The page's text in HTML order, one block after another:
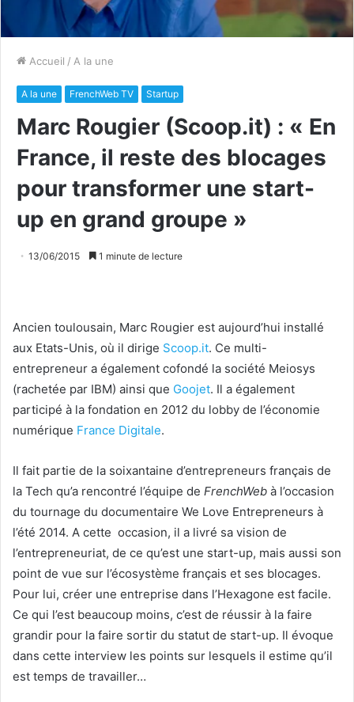
Accueil / A la une
A la une FrenchWeb TV Startup
Marc Rougier (Scoop.it) : « En
France, il reste des blocages
pour transformer une start-
up en grand groupe »
13/06/2015 1 minute de lecture
Ancien toulousain, Marc Rougier est aujourd’hui installé
aux Etats-Unis, où il dirige Scoop.it. Ce multi-
entrepreneur a également cofondé la société Meiosys
(rachetée par IBM) ainsi que Goojet. Il a également
participé à la fondation en 2012 du lobby de l’économie
numérique France Digitale.
Il fait partie de la soixantaine d’entrepreneurs français de
la Tech qu’a rencontré l’équipe de FrenchWeb à l’occasion
du tournage du documentaire We Love Entrepreneurs à
l’été 2014. A cette occasion, il a livré sa vision de
l’entrepreneuriat, de ce qu’est une start-up, mais aussi son
point de vue sur l’écosystème français et ses blocages.
Pour lui, créer une entreprise dans l’Hexagone est facile.
Ce qui l’est beaucoup moins, c’est de réussir à la faire
grandir pour la faire sortir du statut de start-up. Il évoque
dans cette interview les points sur lesquels il estime qu’il
est temps de travailler…